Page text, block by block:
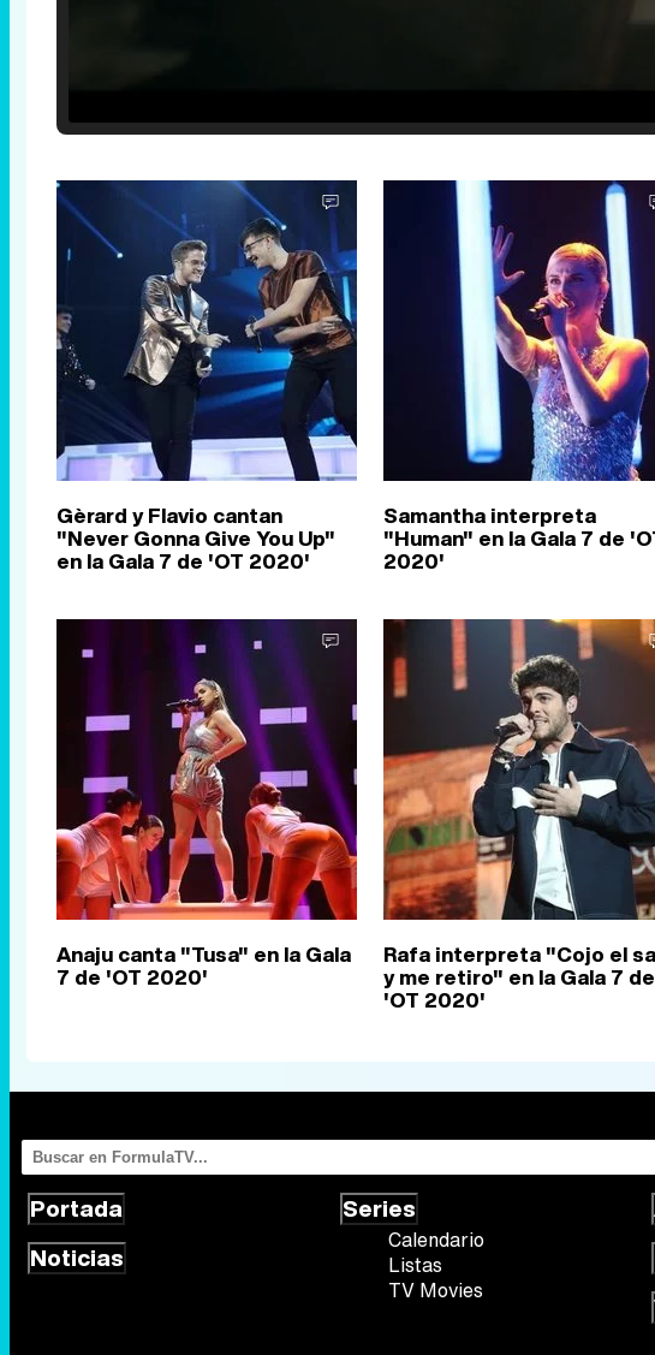
Gèrard y Flavio cantan
"Never Gonna Give You Up"
en la Gala 7 de 'OT 2020'
Samantha interpreta
"Human" en la Gala 7 de
2020'
Anaju canta "Tusa" en la Gala
7 de 'OT 2020'
Rafa interpreta "Cojo el
y me retiro" en la Gala 7 de
'OT 2020'
Portada
Noticias
Series
Calendario
Listas
TV Movies